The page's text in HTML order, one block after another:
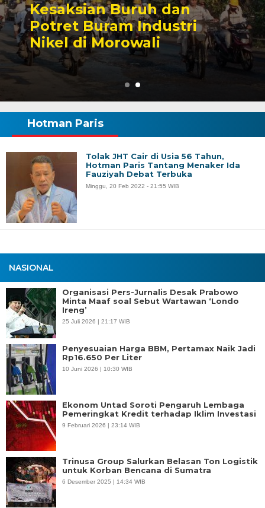
dan
Sengketa
Tambang yang
Karier Politik
NASIONAL
Organisasi Pers-Jurnalis Desak Prabowo
Minta Maaf soal Sebut Wartawan ‘Londo
Ireng’
25 Juli 2026 | 21:17 WIB
Penyesuaian Harga BBM, Pertamax Naik Jadi
Rp16.650 Per Liter
10 Juni 2026 | 10:30 WIB
Ekonom Untad Soroti Pengaruh Lembaga
Pemeringkat Kredit terhadap Iklim Investasi
9 Februari 2026 | 23:14 WIB
Trinusa Group Salurkan Belasan Ton Logistik
untuk Korban Bencana di Sumatra
6 Desember 2025 | 14:34 WIB
Hotman Paris
Tolak JHT Cair di Usia 56 Tahun,
Hotman Paris Tantang Menaker Ida
Fauziyah Debat Terbuka
Minggu, 20 Feb 2022 - 21:55 WIB